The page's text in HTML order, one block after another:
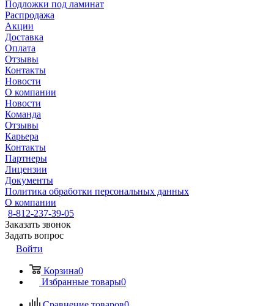
Подложки под ламинат
Распродажа
Акции
Доставка
Оплата
Отзывы
Контакты
Новости
О компании
Новости
Команда
Отзывы
Карьера
Контакты
Партнеры
Лицензии
Документы
Политика обработки персональных данных
О компании
8-812-237-39-05
Заказать звонок
Задать вопрос
Войти
Корзина0
Избранные товары0